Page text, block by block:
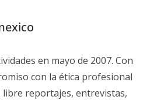
en mayo de 2007. Con
con la ética profesional
reportajes, entrevistas,